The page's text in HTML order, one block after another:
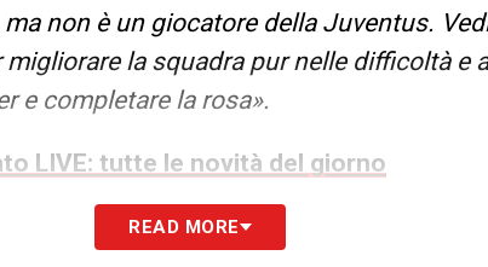
non è un giocatore della Juventus.
la squadra pur nelle difficoltà e
e completare la rosa».
LIVE: tutte le novità del giorno
TOP NEWSREAD MORE